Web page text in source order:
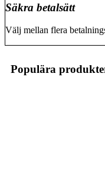
Säkra betalsätt
Välj mellan flera
Populära